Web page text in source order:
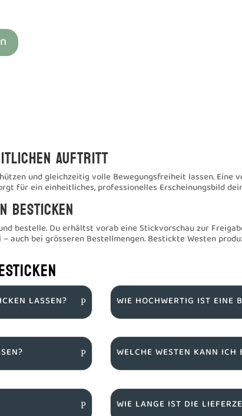
Auftritt
und gleichzeitig volle Bewegungsfreiheit lassen. Eine
für ein einheitliches, professionelles Erscheinungsbild
besticken
bestelle. Du erhältst vorab eine Stickvorschau zur
bei grösseren Bestellmengen. Bestickte Westen
LASSEN? WIE HOCHWERTIG IST EINE
WELCHE WESTEN KANN ICH
WIE LANGE IST DIE